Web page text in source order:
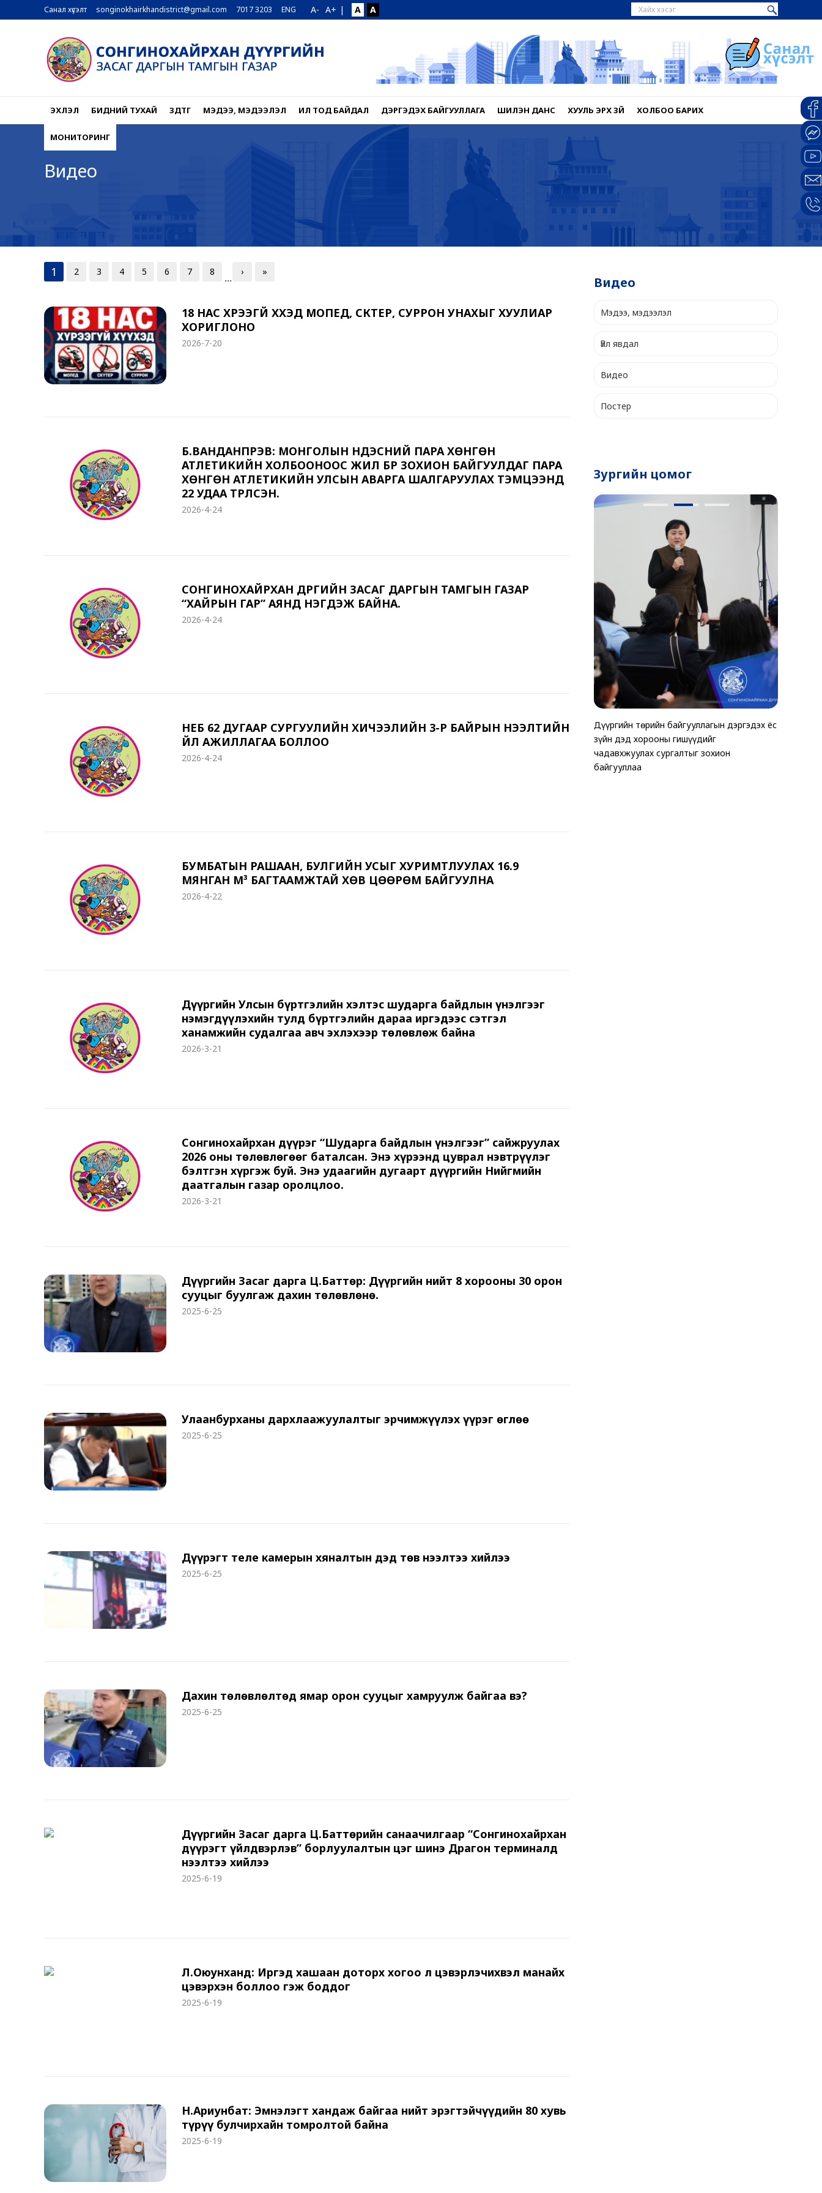
Санал хүсэлт songinokhairkhandistrict@gmail.com 7017 3203 ENG A- A+ | A A
ЭХЛЭЛ БИДНИЙ ТУХАЙ ЗДТГ МЭДЭЭ, МЭДЭЭЛЭЛ ИЛ ТОД БАЙДАЛ ДЭРГЭДЭХ БАЙГУУЛЛАГА ШИЛЭН ДАНС ХУУЛЬ ЭРХ ЗҮЙ ХОЛБОО БАРИХ
МОНИТОРИНГ
Видео
1 2 3 4 5 6 7 8
...
› »
18 НАС ХҮРЭЭГҮЙ ХҮҮХЭД МОПЕД, СКҮТЕР, СУРРОН УНАХЫГ ХУУЛИАР
ХОРИГЛОНО
2026-7-20
Б.ВАНДАНПҮРЭВ: МОНГОЛЫН ҮНДЭСНИЙ ПАРА ХӨНГӨН
АТЛЕТИКИЙН ХОЛБООНООС ЖИЛ БҮР ЗОХИОН БАЙГУУЛДАГ ПАРА
ХӨНГӨН АТЛЕТИКИЙН УЛСЫН АВАРГА ШАЛГАРУУЛАХ ТЭМЦЭЭНД
22 УДАА ТҮРҮҮЛСЭН.
2026-4-24
СОНГИНОХАЙРХАН ДҮҮРГИЙН ЗАСАГ ДАРГЫН ТАМГЫН ГАЗАР
“ХАЙРЫН ГАР” АЯНД НЭГДЭЖ БАЙНА.
2026-4-24
НЕБ 62 ДУГААР СУРГУУЛИЙН ХИЧЭЭЛИЙН 3-Р БАЙРЫН НЭЭЛТИЙН
ҮЙЛ АЖИЛЛАГАА БОЛЛОО
2026-4-24
БУМБАТЫН РАШААН, БУЛГИЙН УСЫГ ХУРИМТЛУУЛАХ 16.9
МЯНГАН М³ БАГТААМЖТАЙ ХӨВ ЦӨӨРӨМ БАЙГУУЛНА
2026-4-22
Дүүргийн Улсын бүртгэлийн хэлтэс шударга байдлын үнэлгээг
нэмэгдүүлэхийн тулд бүртгэлийн дараа иргэдээс сэтгэл
ханамжийн судалгаа авч эхлэхээр төлөвлөж байна
2026-3-21
Сонгинохайрхан дүүрэг “Шударга байдлын үнэлгээг” сайжруулах
2026 оны төлөвлөгөөг баталсан. Энэ хүрээнд цуврал нэвтрүүлэг
бэлтгэн хүргэж буй. Энэ удаагийн дугаарт дүүргийн Нийгмийн
даатгалын газар оролцлоо.
2026-3-21
Дүүргийн Засаг дарга Ц.Баттөр: Дүүргийн нийт 8 хорооны 30 орон
сууцыг буулгаж дахин төлөвлөнө.
2025-6-25
Улаанбурханы дархлаажуулалтыг эрчимжүүлэх үүрэг өглөө
2025-6-25
Дүүрэгт теле камерын хяналтын дэд төв нээлтээ хийлээ
2025-6-25
Дахин төлөвлөлтөд ямар орон сууцыг хамруулж байгаа вэ?
2025-6-25
Дүүргийн Засаг дарга Ц.Баттөрийн санаачилгаар “Сонгинохайрхан
дүүрэгт үйлдвэрлэв” борлуулалтын цэг шинэ Драгон терминалд
нээлтээ хийлээ
2025-6-19
Л.Оюунханд: Иргэд хашаан доторх хогоо л цэвэрлэчихвэл манайх
цэвэрхэн боллоо гэж боддог
2025-6-19
Н.Ариунбат: Эмнэлэгт хандаж байгаа нийт эрэгтэйчүүдийн 80 хувь
түрүү булчирхайн томролтой байна
2025-6-19
Видео
Мэдээ, мэдээлэл
Үйл явдал
Видео
Постер
Зургийн цомог
Дүүргийн төрийн байгууллагын дэргэдэх ёс
зүйн дэд хорооны гишүүдийг
чадавхжуулах сургалтыг зохион
байгууллаа